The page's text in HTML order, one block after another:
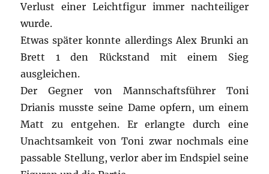
Verlust einer Leichtfigur immer nachteiliger
wurde.
Etwas später konnte allerdings Alex Brunki an
Brett 1 den Rückstand mit einem Sieg
ausgleichen.
Der Gegner von Mannschaftsführer Toni
Drianis musste seine Dame opfern, um einem
Matt zu entgehen. Er erlangte durch eine
Unachtsamkeit von Toni zwar nochmals eine
passable Stellung, verlor aber im Endspiel seine